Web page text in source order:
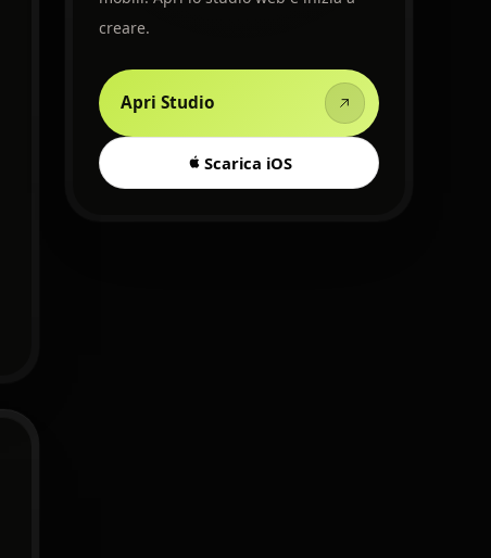
creare.
Apri Studio
Scarica iOS